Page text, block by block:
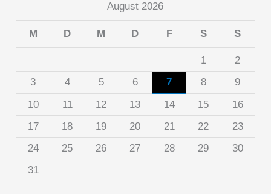
August 2026
M D M D F S S
1
2
3
4 5 6 7 8
9
10
11 12 13 14 15
16
17
18 19 20 21 22
23
24
25 26 27 28 29
30
31